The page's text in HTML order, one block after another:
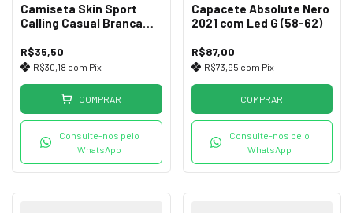
Camiseta Skin Sport
Calling Casual Branca
R$35,50
R$30,18 com Pix
COMPRAR
Consulte-nos pelo
WhatsApp
Capacete Absolute Nero
2021 com Led G (58-62)
R$87,00
R$73,95 com Pix
COMPRAR
Consulte-nos pelo
WhatsApp